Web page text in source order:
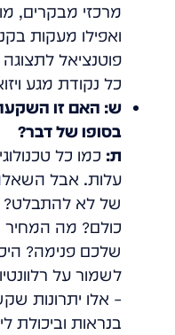
מרכזי מבקרים,
ואפילו מעקות
פוטנציאל
כל נקודת מגע
ש: האם זו
בסופו של דבר?
ת: כמו כל
עלות. אבל
של לא להתבלט?
כולם? מה
שלכם פנימה?
לשמור על
– אלו יתרונות
בנראות וביכולת